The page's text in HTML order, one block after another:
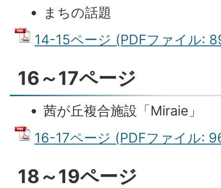
まちの話題
14-15ページ (PDFファイル:
16～17ページ
茜が丘複合施設「Miraie」
16-17ページ (PDFファイル:
18～19ページ